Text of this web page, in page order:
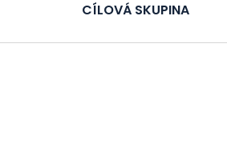
CÍLOVÁ SKUPINA